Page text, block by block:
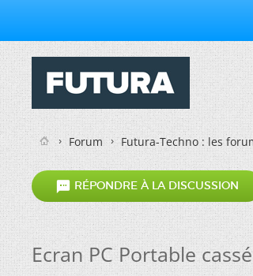
Forum Futura-Techno : les
 RÉPONDRE À LA DISCUSSION
Ecran PC Portable cassé